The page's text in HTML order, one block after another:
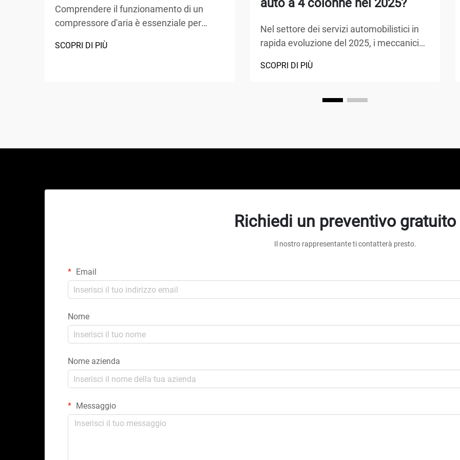
Comprendere il funzionamento di un
compressore d'aria è essenziale per
produzione, della riparazione
SCOPRI DI PIÙ
auto a 4 colonne nel 2025?
Nel settore dei servizi automobilistici in
rapida evoluzione del 2025, i meccanici
avanzate che massimizzano l'efficienza
sollevatore a 4 colonne si è affermato
SCOPRI DI PIÙ
Richiedi un preventivo gratuito
Il nostro rappresentante ti contatterà presto.
Email
Nome
Nome azienda
Messaggio